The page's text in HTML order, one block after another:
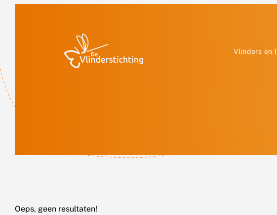
Vlinders en
Oeps, geen resultaten!